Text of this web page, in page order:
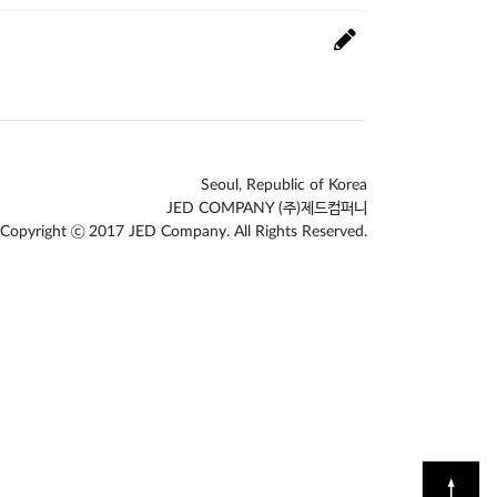
Seoul, Republic of Korea
JED COMPANY (주)제드컴퍼니
Copyright ⓒ 2017 JED Company. All Rights Reserved.
↑